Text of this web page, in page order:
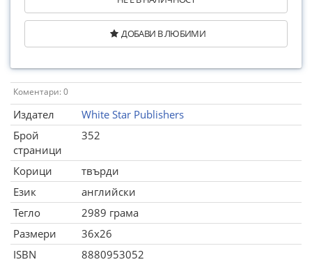
ДОБАВИ В ЛЮБИМИ
Коментари: 0
Издател
White Star Publishers
Брой
страници
352
Корици
твърди
Език
английски
Тегло
2989 грама
Размери
36x26
ISBN
8880953052